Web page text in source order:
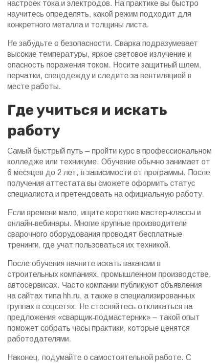
настроек тока и электродов. На практике вы быстро
научитесь определять, какой режим подходит для
конкретного металла и толщины листа.
Не забудьте о безопасности. Сварка подразумевает
высокие температуры, яркое световое излучение и
опасность поражения током. Носите защитный шлем,
перчатки, спецодежду и следите за вентиляцией в
месте работы.
Где учиться и искать
работу
Самый быстрый путь – пройти курс в профессиональном
колледже или техникуме. Обучение обычно занимает от
6 месяцев до 2 лет, в зависимости от программы. После
получения аттестата вы сможете оформить статус
специалиста и претендовать на официальную работу.
Если времени мало, ищите короткие мастер‑классы и
онлайн‑вебинары. Многие крупные производители
сварочного оборудования проводят бесплатные
тренинги, где учат пользоваться их техникой.
После обучения начните искать вакансии в
строительных компаниях, промышленном производстве,
автосервисах. Часто компании публикуют объявления
на сайтах типа hh.ru, а также в специализированных
группах в соцсетях. Не стесняйтесь откликаться на
предложения «сварщик‑подмастерник» – такой опыт
поможет собрать часы практики, которые ценятся
работодателями.
Наконец, подумайте о самостоятельной работе. С